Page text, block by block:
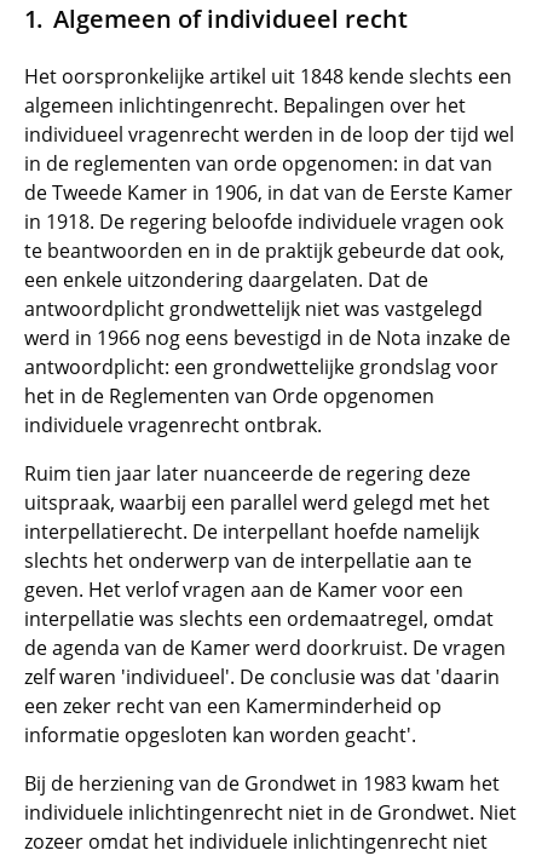
Algemeen of individueel recht
Het oorspronkelijke artikel uit 1848 kende slechts een
algemeen inlichtingenrecht. Bepalingen over het
individueel vragenrecht werden in de loop der tijd wel
in de reglementen van orde opgenomen: in dat van
de Tweede Kamer in 1906, in dat van de Eerste Kamer
in 1918. De regering beloofde individuele vragen ook
te beantwoorden en in de praktijk gebeurde dat ook,
een enkele uitzondering daargelaten. Dat de
antwoordplicht grondwettelijk niet was vastgelegd
werd in 1966 nog eens bevestigd in de Nota inzake de
antwoordplicht: een grondwettelijke grondslag voor
het in de Reglementen van Orde opgenomen
individuele vragenrecht ontbrak.
Ruim tien jaar later nuanceerde de regering deze
uitspraak, waarbij een parallel werd gelegd met het
interpellatierecht. De interpellant hoefde namelijk
slechts het onderwerp van de interpellatie aan te
geven. Het verlof vragen aan de Kamer voor een
interpellatie was slechts een ordemaatregel, omdat
de agenda van de Kamer werd doorkruist. De vragen
zelf waren 'individueel'. De conclusie was dat 'daarin
een zeker recht van een Kamerminderheid op
informatie opgesloten kan worden geacht'.
Bij de herziening van de Grondwet in 1983 kwam het
individuele inlichtingenrecht niet in de Grondwet. Niet
zozeer omdat het individuele inlichtingenrecht niet